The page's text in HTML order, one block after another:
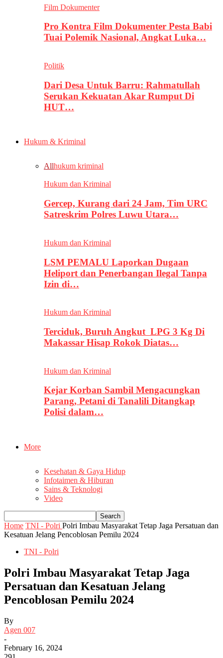
Film Dokumenter
Pro Kontra Film Dokumenter Pesta Babi
Tuai Polemik Nasional, Angkat Luka…
Politik
Dari Desa Untuk Barru: Rahmatullah
Serukan Kekuatan Akar Rumput Di
HUT…
Hukum & Kriminal
Allhukum kriminal
Hukum dan Kriminal
Gercep, Kurang dari 24 Jam, Tim URC
Satreskrim Polres Luwu Utara…
Hukum dan Kriminal
LSM PEMALU Laporkan Dugaan
Heliport dan Penerbangan Ilegal Tanpa
Izin di…
Hukum dan Kriminal
Terciduk, Buruh Angkut LPG 3 Kg Di
Makassar Hisap Rokok Diatas…
Hukum dan Kriminal
Kejar Korban Sambil Mengacungkan
Parang, Petani di Tanalili Ditangkap
Polisi dalam…
More
Kesehatan & Gaya Hidup
Infotaimen & Hiburan
Sains & Teknologi
Video
Home TNI - Polri Polri Imbau Masyarakat Tetap Jaga Persatuan dan
Kesatuan Jelang Pencoblosan Pemilu 2024
TNI - Polri
Polri Imbau Masyarakat Tetap Jaga
Persatuan dan Kesatuan Jelang
Pencoblosan Pemilu 2024
By
Agen 007
-
February 16, 2024